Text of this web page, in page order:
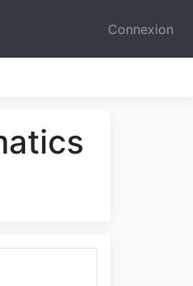
Connexion